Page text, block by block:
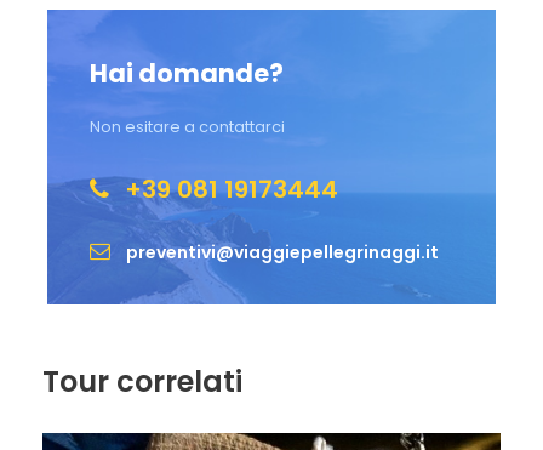
Hai domande?
Non esitare a contattarci
+39 081 19173444
preventivi@viaggiepellegrinaggi.it
vivrete il Rito dell’Acqua nelle piscine.
Se prevista, andremo al seguito della Processione
Infine, se prevista, vivremo insieme l’emozionante
momento della Fiaccolata Serale:
momento più suggestivo di ogni giornata a Lourdes.
Tempo libero, lasciato al piacere e desiderio personale
Tour correlati